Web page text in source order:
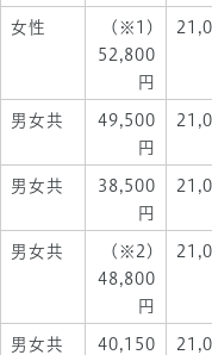
女性
(※1)
52,800
円
男女共
49,500
円
男女共
38,500
円
男女共
(※2)
48,800
円
男女共
40,150